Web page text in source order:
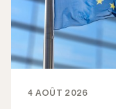
4 AOÛT 2026